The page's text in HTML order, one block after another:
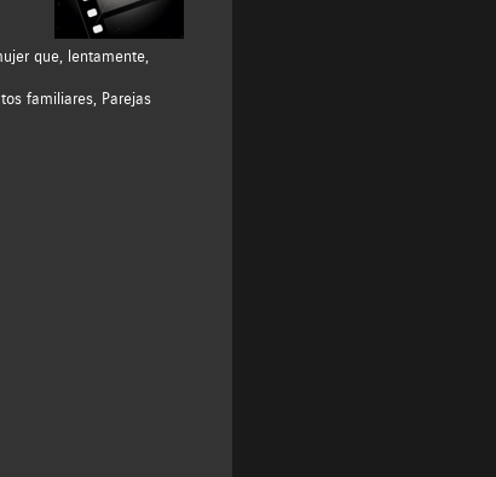
que, lentamente,
familiares, Parejas